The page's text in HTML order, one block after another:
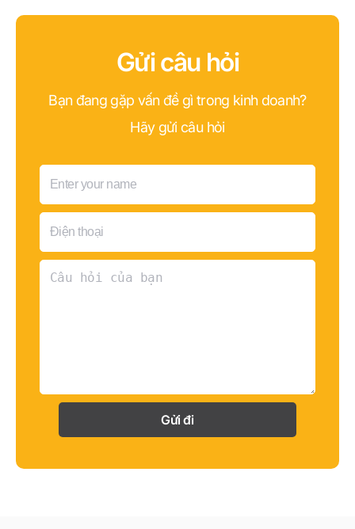
Gửi câu hỏi
Bạn đang gặp vấn đề gì trong kinh doanh?
Hãy gửi câu hỏi
Gửi đi